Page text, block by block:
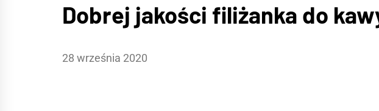
Dobrej jakości filiżanka do
28 września 2020